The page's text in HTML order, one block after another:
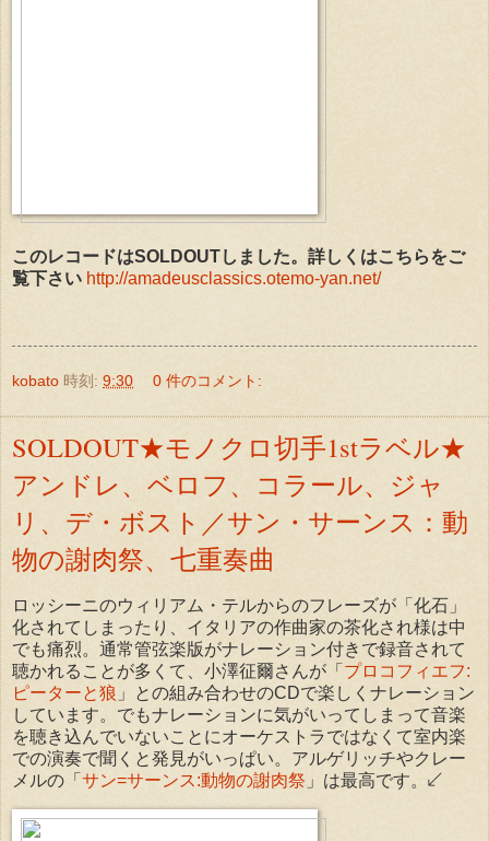
このレコードはSOLDOUTしました。詳しくはこちらをご
覧下さい http://amadeusclassics.otemo-yan.net/
kobato 時刻: 9:30 0 件のコメント:
SOLDOUT★モノクロ切手1stラベル★
アンドレ、ベロフ、コラール、ジャ
リ、デ・ボスト／サン・サーンス：動
物の謝肉祭、七重奏曲
ロッシーニのウィリアム・テルからのフレーズが「化石」
化されてしまったり、イタリアの作曲家の茶化され様は中
でも痛烈。通常管弦楽版がナレーション付きで録音されて
聴かれることが多くて、小澤征爾さんが「 プロコフィエフ:
ピーターと狼 」との組み合わせのCDで楽しくナレーション
しています。でもナレーションに気がいってしまって音楽
を聴き込んでいないことにオーケストラではなくて室内楽
での演奏で聞くと発見がいっぱい。アルゲリッチやクレー
メルの「 サン=サーンス:動物の謝肉祭 」は最高です。↙